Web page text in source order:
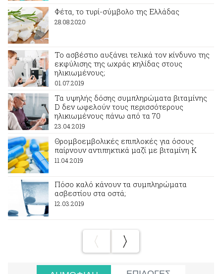
Φέτα, το τυρί-σύμβολο της Ελλάδας
28.08.2020
Το ασβέστιο αυξάνει τελικά τον κίνδυνο της
εκφύλισης της ωχράς κηλίδας στους
ηλικιωμένους;
01.07.2019
Τα υψηλής δόσης συμπληρώματα βιταμίνης
D δεν ωφελούν τους περισσότερους
ηλικιωμένους πάνω από τα 70
23.04.2019
Θρομβοεμβολικές επιπλοκές για όσους
παίρνουν αντιπηκτικά μαζί με βιταμίνη Κ
11.04.2019
Πόσο καλό κάνουν τα συμπληρώματα
ασβεστίου στα οστά;
12.03.2019